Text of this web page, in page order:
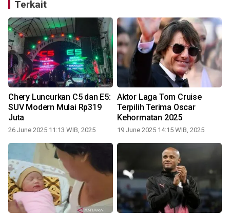
Terkait
Chery Luncurkan C5 dan E5:
SUV Modern Mulai Rp319
Juta
26 June 2025 11:13 WIB, 2025
Aktor Laga Tom Cruise
Terpilih Terima Oscar
Kehormatan 2025
19 June 2025 14:15 WIB, 2025